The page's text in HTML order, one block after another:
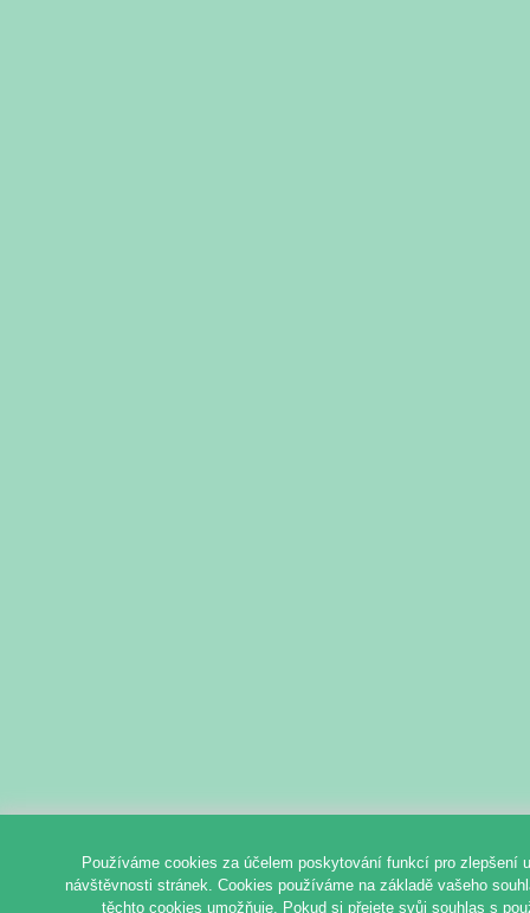
Používáme cookies za účelem poskytování funkcí pro zlepšení
návštěvnosti stránek. Cookies používáme na základě vašeho
těchto cookies umožňuje. Pokud si přejete svůj souhlas s